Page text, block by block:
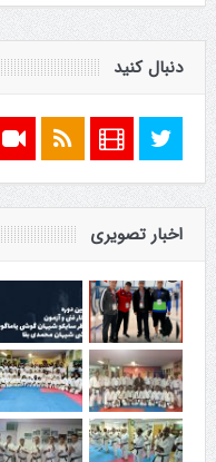
دنبال کنید
اخبار تصویری